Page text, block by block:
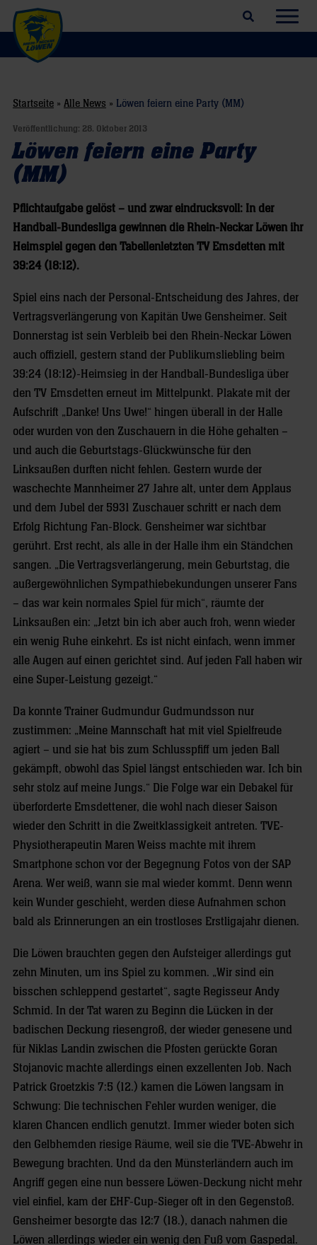
Suchfeld öffnen
Startseite » Alle News » Löwen feiern eine Party (MM)
Veröffentlichung: 28. Oktober 2013
Löwen feiern eine Party
(MM)
Pflichtaufgabe gelöst – und zwar eindrucksvoll: In der
Handball-Bundesliga gewinnen die Rhein-Neckar Löwen ihr
Heimspiel gegen den Tabellenletzten TV Emsdetten mit
39:24 (18:12).
Spiel eins nach der Personal-Entscheidung des Jahres, der
Vertragsverlängerung von Kapitän Uwe Gensheimer. Seit
Donnerstag ist sein Verbleib bei den Rhein-Neckar Löwen
auch offiziell, gestern stand der Publikumsliebling beim
39:24 (18:12)-Heimsieg in der Handball-Bundesliga über
den TV Emsdetten erneut im Mittelpunkt. Plakate mit der
Aufschrift „Danke! Uns Uwe!“ hingen überall in der Halle
oder wurden von den Zuschauern in die Höhe gehalten –
und auch die Geburtstags-Glückwünsche für den
Linksaußen durften nicht fehlen. Gestern wurde der
waschechte Mannheimer 27 Jahre alt, unter dem Applaus
und dem Jubel der 5931 Zuschauer schritt er nach dem
Erfolg Richtung Fan-Block. Gensheimer war sichtbar
gerührt. Erst recht, als alle in der Halle ihm ein Ständchen
sangen. „Die Vertragsverlängerung, mein Geburtstag, die
außergewöhnlichen Sympathiebekundungen unserer Fans
– das war kein normales Spiel für mich“, räumte der
Linksaußen ein: „Jetzt bin ich aber auch froh, wenn wieder
ein wenig Ruhe einkehrt. Es ist nicht einfach, wenn immer
alle Augen auf einen gerichtet sind. Auf jeden Fall haben wir
eine Super-Leistung gezeigt.“
Da konnte Trainer Gudmundur Gudmundsson nur
zustimmen: „Meine Mannschaft hat mit viel Spielfreude
agiert – und sie hat bis zum Schlusspfiff um jeden Ball
gekämpft, obwohl das Spiel längst entschieden war. Ich bin
sehr stolz auf meine Jungs.“ Die Folge war ein Debakel für
überforderte Emsdettener, die wohl nach dieser Saison
wieder den Schritt in die Zweitklassigkeit antreten. TVE-
Physiotherapeutin Maren Weiss machte mit ihrem
Smartphone schon vor der Begegnung Fotos von der SAP
Arena. Wer weiß, wann sie mal wieder kommt. Denn wenn
kein Wunder geschieht, werden diese Aufnahmen schon
bald als Erinnerungen an ein trostloses Erstligajahr dienen.
Die Löwen brauchten gegen den Aufsteiger allerdings gut
zehn Minuten, um ins Spiel zu kommen. „Wir sind ein
bisschen schleppend gestartet“, sagte Regisseur Andy
Schmid. In der Tat waren zu Beginn die Lücken in der
badischen Deckung riesengroß, der wieder genesene und
für Niklas Landin zwischen die Pfosten gerückte Goran
Stojanovic machte allerdings einen exzellenten Job. Nach
Patrick Groetzkis 7:5 (12.) kamen die Löwen langsam in
Schwung: Die technischen Fehler wurden weniger, die
klaren Chancen endlich genutzt. Immer wieder boten sich
den Gelbhemden riesige Räume, weil sie die TVE-Abwehr in
Bewegung brachten. Und da den Münsterländern auch im
Angriff gegen eine nun bessere Löwen-Deckung nicht mehr
viel einfiel, kam der EHF-Cup-Sieger oft in den Gegenstoß.
Gensheimer besorgte das 12:7 (18.), danach nahmen die
Löwen allerdings wieder ein wenig den Fuß vom Gaspedal.